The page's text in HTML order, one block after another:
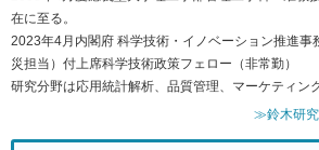
在に至る。
2023年4月内閣府 科学技術・イノベーション推進事
災担当）付上席科学技術政策フェロー（非常勤）
研究分野は応用統計解析、品質管理、マーケティング
≫鈴木研究